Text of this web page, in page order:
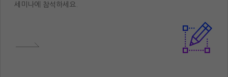
세미나에 참석하세요.